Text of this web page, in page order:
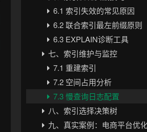
6.1 索引失效的常见原因
6.2 联合索引最左前缀原则
6.3 EXPLAIN诊断工具
七、索引维护与监控
7.1 重建索引
7.2 空间占用分析
7.3 慢查询日志配置
八、索引选择决策树
九、真实案例：电商平台优